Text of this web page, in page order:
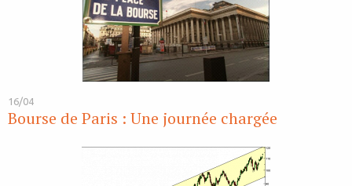
16/04
Bourse de Paris : Une journée chargée